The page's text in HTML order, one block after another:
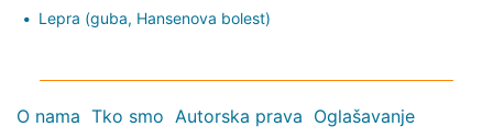
Lepra (guba, Hansenova bolest)
O nama Tko smo Autorska prava Oglašavanje